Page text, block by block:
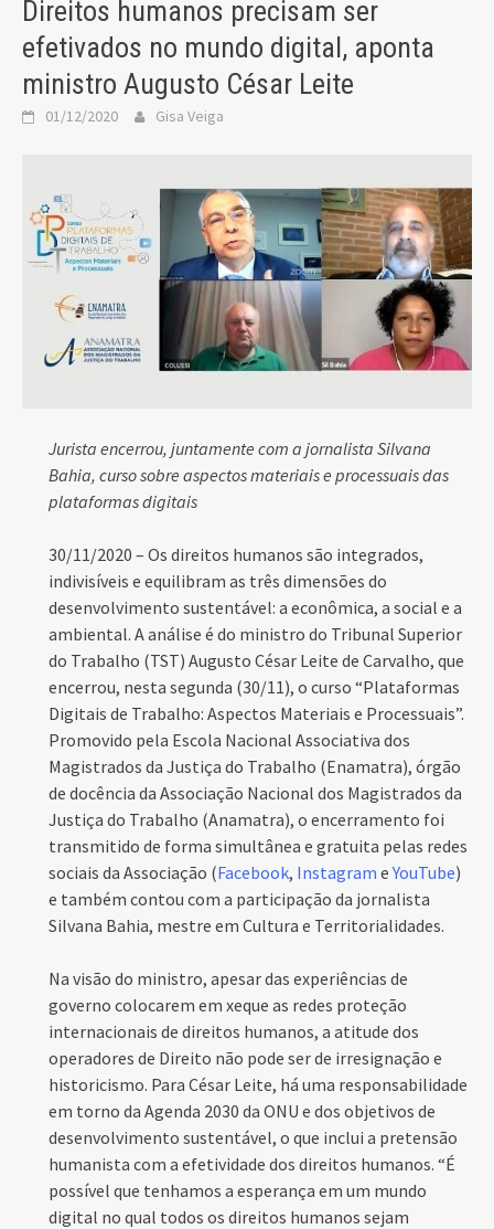
Direitos humanos precisam ser
efetivados no mundo digital, aponta
ministro Augusto César Leite
01/12/2020 Gisa Veiga
Jurista encerrou, juntamente com a jornalista Silvana
Bahia, curso sobre aspectos materiais e processuais das
plataformas digitais
30/11/2020 – Os direitos humanos são integrados,
indivisíveis e equilibram as três dimensões do
desenvolvimento sustentável: a econômica, a social e a
ambiental. A análise é do ministro do Tribunal Superior
do Trabalho (TST) Augusto César Leite de Carvalho, que
encerrou, nesta segunda (30/11), o curso “Plataformas
Digitais de Trabalho: Aspectos Materiais e Processuais”.
Promovido pela Escola Nacional Associativa dos
Magistrados da Justiça do Trabalho (Enamatra), órgão
de docência da Associação Nacional dos Magistrados da
Justiça do Trabalho (Anamatra), o encerramento foi
transmitido de forma simultânea e gratuita pelas redes
sociais da Associação (Facebook, Instagram eYouTube)
e também contou com a participação da jornalista
Silvana Bahia, mestre em Cultura e Territorialidades.
Na visão do ministro, apesar das experiências de
governo colocarem em xeque as redes proteção
internacionais de direitos humanos, a atitude dos
operadores de Direito não pode ser de irresignação e
historicismo. Para César Leite, há uma responsabilidade
em torno da Agenda 2030 da ONU e dos objetivos de
desenvolvimento sustentável, o que inclui a pretensão
humanista com a efetividade dos direitos humanos. “É
possível que tenhamos a esperança em um mundo
digital no qual todos os direitos humanos sejam